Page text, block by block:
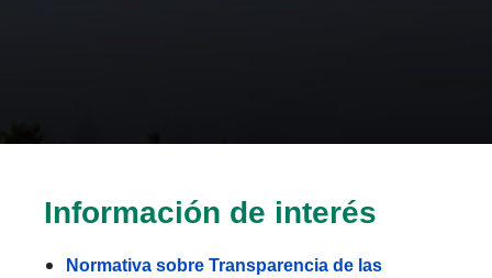
Información de interés
Normativa sobre Transparencia de las